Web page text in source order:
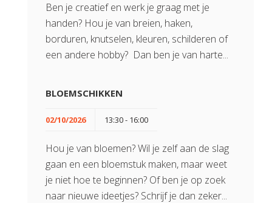
Ben je creatief en werk je graag met je
handen? Hou je van breien, haken,
borduren, knutselen, kleuren, schilderen of
een andere hobby? Dan ben je van harte...
BLOEMSCHIKKEN
02/10/2026 13:30 - 16:00
Hou je van bloemen? Wil je zelf aan de slag
gaan en een bloemstuk maken, maar weet
je niet hoe te beginnen? Of ben je op zoek
naar nieuwe ideetjes? Schrijf je dan zeker...